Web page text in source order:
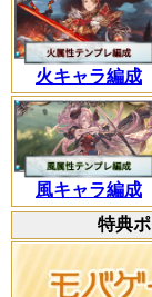
火キャラ編成
風キャラ編成
特典